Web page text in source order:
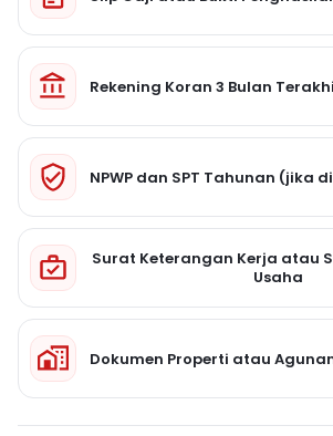
Rekening Koran 3 Bulan
NPWP dan SPT Tahunan (jika
Surat Keterangan Kerja atau
Usaha
Dokumen Properti atau